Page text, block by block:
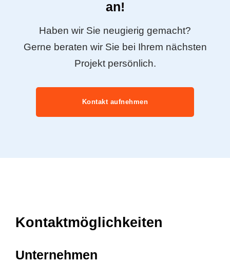
an!
Haben wir Sie neugierig gemacht?
Gerne beraten wir Sie bei Ihrem nächsten
Projekt persönlich.
Kontakt aufnehmen
Kontaktmöglichkeiten
Unternehmen